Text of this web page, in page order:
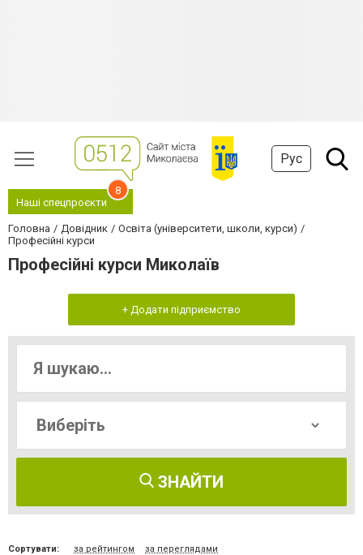
Рус
Наші спецпроєкти
8
Головна Довідник
Освіта (університети, школи, курси)
Професійні курси
Професійні курси Миколаїв
+ Додати підприємство
ЗНАЙТИ
Сортувати: за рейтингом за переглядами